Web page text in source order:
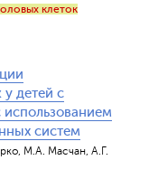
клеток
у детей с
систем
М.А. Масчан, А.Г.